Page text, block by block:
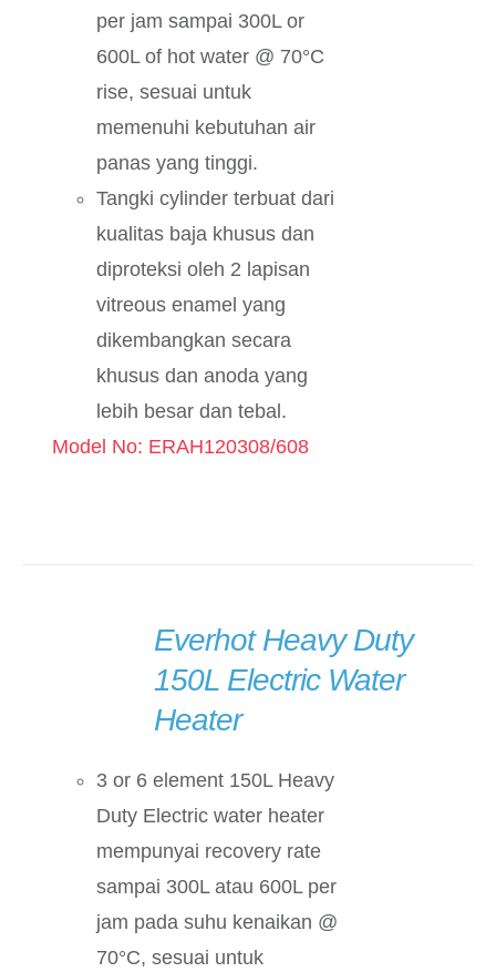
per jam sampai 300L or
600L of hot water @ 70°C
rise, sesuai untuk
memenuhi kebutuhan air
panas yang tinggi.
Tangki cylinder terbuat dari
kualitas baja khusus dan
diproteksi oleh 2 lapisan
vitreous enamel yang
dikembangkan secara
khusus dan anoda yang
lebih besar dan tebal.
Model No: ERAH120308/608
Everhot Heavy Duty
150L Electric Water
Heater
3 or 6 element 150L Heavy
Duty Electric water heater
mempunyai recovery rate
sampai 300L atau 600L per
jam pada suhu kenaikan @
70°C, sesuai untuk